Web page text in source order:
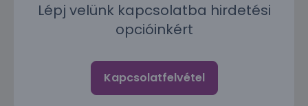
Lépj velünk kapcsolatba hirdetési
opcióinkért
Kapcsolatfelvétel